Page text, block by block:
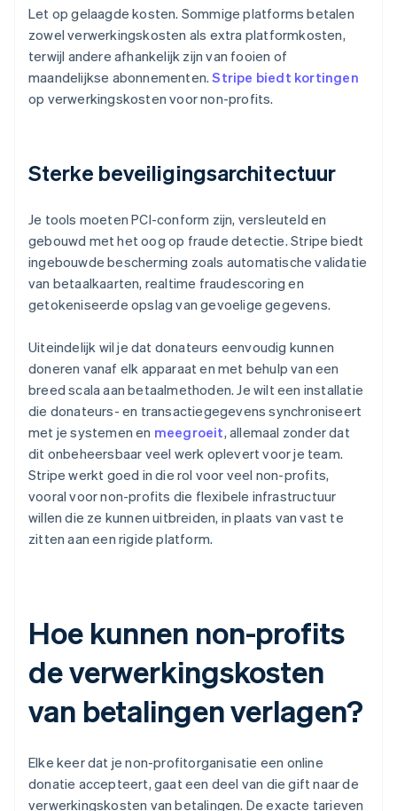
Let op gelaagde kosten. Sommige platforms betalen
zowel verwerkingskosten als extra platformkosten,
terwijl andere afhankelijk zijn van fooien of
maandelijkse abonnementen.Stripe biedt kortingen
op verwerkingskosten voor non-profits.
Sterke beveiligingsarchitectuur
Je tools moeten PCI-conform zijn, versleuteld en
gebouwd met het oog op fraude detectie. Stripe biedt
ingebouwde bescherming zoals automatische validatie
van betaalkaarten, realtime fraudescoring en
getokeniseerde opslag van gevoelige gegevens.
Uiteindelijk wil je dat donateurs eenvoudig kunnen
doneren vanaf elk apparaat en met behulp van een
breed scala aan betaalmethoden. Je wilt een installatie
die donateurs- en transactiegegevens synchroniseert
met je systemen en meegroeit, allemaal zonder dat
dit onbeheersbaar veel werk oplevert voor je team.
Stripe werkt goed in die rol voor veel non-profits,
vooral voor non-profits die flexibele infrastructuur
willen die ze kunnen uitbreiden, in plaats van vast te
zitten aan een rigide platform.
Hoe kunnen non-profits
de verwerkingskosten
van betalingen verlagen?
Elke keer dat je non-profitorganisatie een online
donatie accepteert, gaat een deel van die gift naar de
verwerkingskosten van betalingen. De exacte tarieven